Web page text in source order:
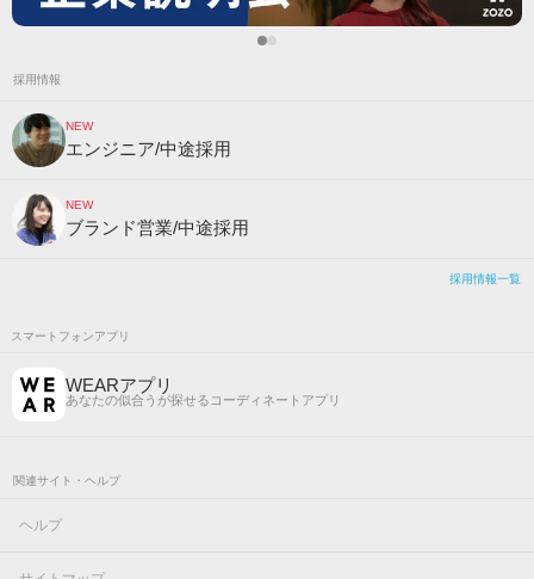
採用情報
NEW
エンジニア/中途採用
NEW
ブランド営業/中途採用
採用情報一覧
スマートフォンアプリ
WEARアプリ
あなたの似合うが探せるコーディネートアプリ
関連サイト・ヘルプ
ヘルプ